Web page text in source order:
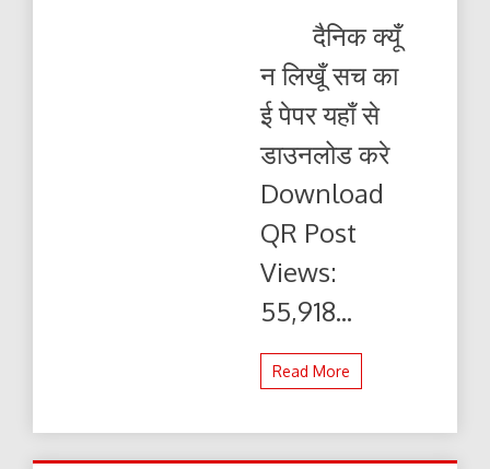
क्यूँ
न
सच
03.07.2026
ई-
पेपर
यहाँ
पढ़ें
डाउनलोड
दैनिक क्यूँ
न लिखूँ सच का
ई पेपर यहाँ से
डाउनलोड करे
Download
QR Post
Views:
55,918...
Read More